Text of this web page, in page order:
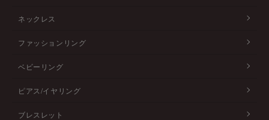
ネックレス
ファッションリング
ベビーリング
ピアス/イヤリング
ブレスレット